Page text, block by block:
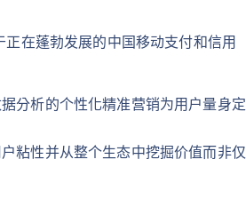
在蓬勃发展的中国移动支付和信用
分析的个性化精准营销为用户量身定
粘性并从整个生态中挖掘价值而非仅